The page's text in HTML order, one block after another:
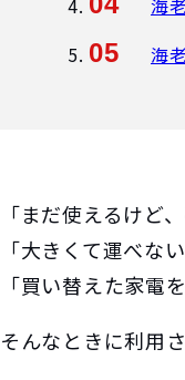
海
海
「まだ使えるけど
「大きくて運べな
「買い替えた家電
そんなときに利用